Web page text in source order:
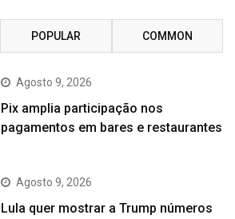
POPULAR COMMON
Agosto 9, 2026
Pix amplia participação nos
pagamentos em bares e restaurantes
Agosto 9, 2026
Lula quer mostrar a Trump números